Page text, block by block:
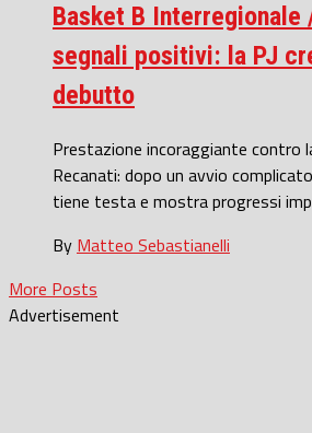
Basket B Interregionale
segnali positivi: la PJ
debutto
Prestazione incoraggiante contro
Recanati: dopo un avvio
tiene testa e mostra progressi
By Matteo Sebastianelli
More Posts
Advertisement